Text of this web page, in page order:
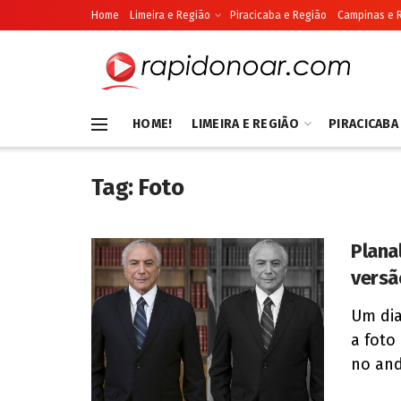
Home Limeira e Região Piracicaba e Região Campinas e
HOME! LIMEIRA E REGIÃO
Tag: Foto
Um
a foto
no